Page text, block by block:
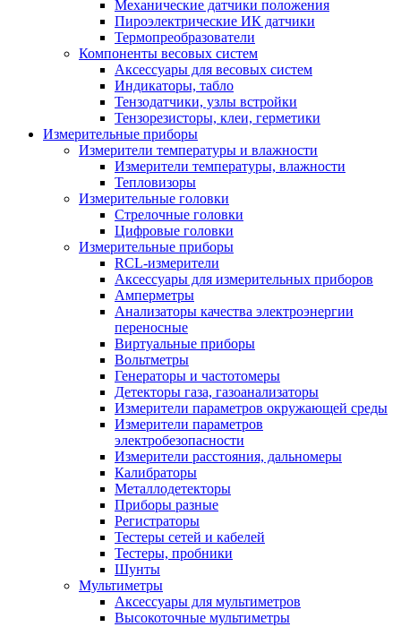
Механические датчики положения
Пироэлектрические ИК датчики
Термопреобразователи
Компоненты весовых систем
Аксессуары для весовых систем
Индикаторы, табло
Тензодатчики, узлы встройки
Тензорезисторы, клеи, герметики
Измерительные приборы
Измерители температуры и влажности
Измерители температуры, влажности
Тепловизоры
Измерительные головки
Стрелочные головки
Цифровые головки
Измерительные приборы
RCL-измерители
Аксессуары для измерительных приборов
Амперметры
Анализаторы качества электроэнергии
переносные
Виртуальные приборы
Вольтметры
Генераторы и частотомеры
Детекторы газа, газоанализаторы
Измерители параметров окружающей среды
Измерители параметров
электробезопасности
Измерители расстояния, дальномеры
Калибраторы
Металлодетекторы
Приборы разные
Регистраторы
Тестеры сетей и кабелей
Тестеры, пробники
Шунты
Мультиметры
Аксессуары для мультиметров
Высокоточные мультиметры